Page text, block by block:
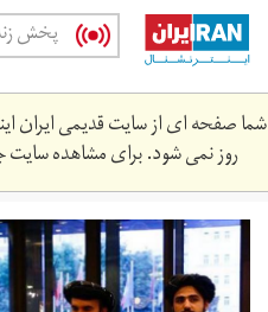
Skip
main
content
پخش
شما صفحه ای از سایت قدیمی ایران
روز نمی شود. برای مشاهده سایت